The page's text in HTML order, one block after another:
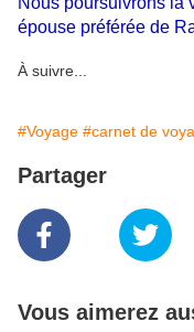
épouse préférée de
À suivre...
#Voyage #carnet de
Partager
Vous aimerez